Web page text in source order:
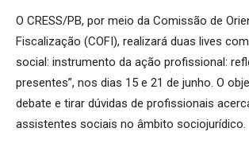
O CRESS/PB, por meio da Comissão de
Fiscalização (COFI), realizará duas lives
social: instrumento da ação profissional:
presentes”, nos dias 15 e 21 de junho. O
debate e tirar dúvidas de profissionais
assistentes sociais no âmbito sociojurídico.